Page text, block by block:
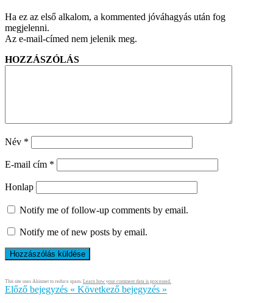
Ha ez az első alkalom, a kommented jóváhagyás után fog
megjelenni.
Az e-mail-címed nem jelenik meg.
HOZZÁSZÓLÁS
Név *
E-mail cím *
Honlap
Notify me of follow-up comments by email.
Notify me of new posts by email.
This site uses Akismet to reduce spam. Learn how your comment data is processed.
Előző bejegyzés « Következő bejegyzés »